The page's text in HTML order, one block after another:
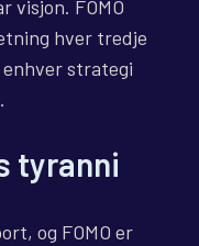
visjon. FOMO
hver tredje
strategi
tyranni
og FOMO er